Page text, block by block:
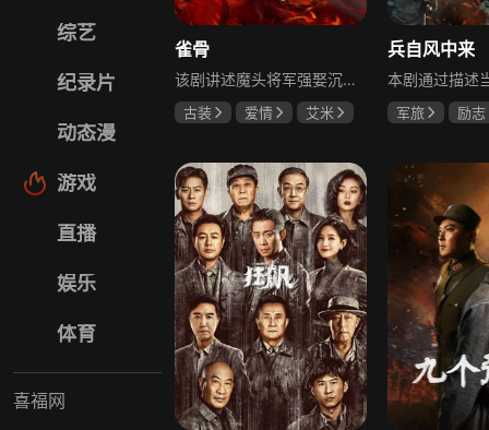
综艺
纪录片
动态漫
游戏
直播
娱乐
体育
喜福网
雀骨
该剧讲述魔头将军强娶沉迷机关术的财迷假千金，两人从契约夫妻起步，在生死局中互扒马甲，爱意与杀意交织共生。过程中他们揭露朝堂阴谋，破解生死乱局，最终共同守护家国太平，融合了权谋、爱情、冒险等多重元素，情节跌宕起伏。
古装 爱情
艾米
兵自风中来
军旅
励志